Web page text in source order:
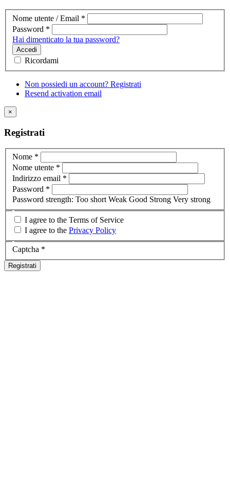
Nome utente / Email *
Password *
Hai dimenticato la tua password?
Accedi
Ricordami
Non possiedi un account? Registrati
Resend activation email
×
Registrati
Nome *
Nome utente *
Indirizzo email *
Password *
Password strength: Too short Weak Good Strong Very strong
I agree to the Terms of Service
I agree to the Privacy Policy
Captcha *
Registrati